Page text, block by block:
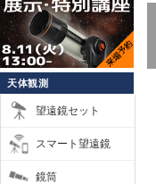
天体観測
望遠鏡セット
スマート望遠鏡
鏡筒